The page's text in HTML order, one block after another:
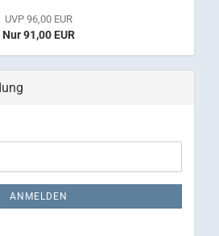
UVP 96,00 EUR
Nur 91,00 EUR
ANMELDEN